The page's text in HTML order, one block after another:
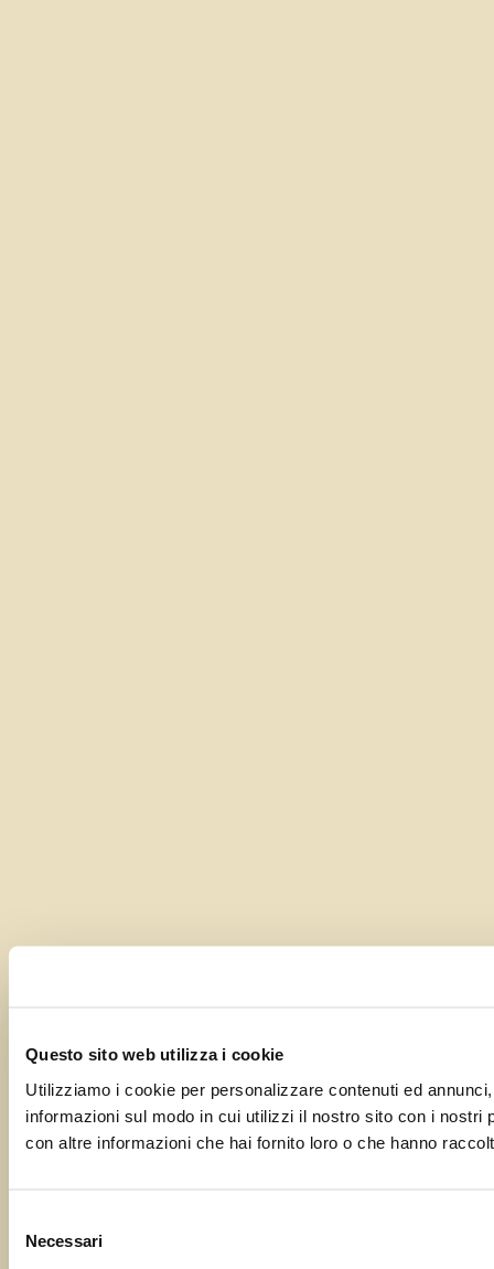
Questo sito web utilizza i cookie
Utilizziamo i cookie per personalizzare contenuti ed
informazioni sul modo in cui utilizzi il nostro sito con i nostri
con altre informazioni che hai fornito loro o che hanno
delNecessari